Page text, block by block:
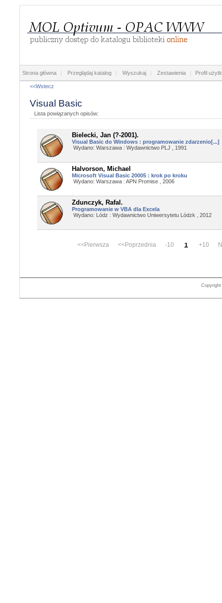
Strona główna | Przeglądaj katalog | Wyszukaj | Zestawienia | Profil
<<Wstecz
Visual Basic
Lista powiązanych opisów:
Bielecki, Jan (?-2001).
Visual Basic do Windows : programowanie zdarzenio[...]
Wydano: Warszawa : Wydawnictwo PLJ , 1991
Halvorson, Michael
Microsoft Visual Basic 20005 : krok po kroku
Wydano: Warszawa : APN Promise , 2006
Zdunczyk, Rafal.
Programowanie w VBA dla Excela
Wydano: Lódz : Wydawnictwo Uniwersytetu Lódzk , 2012
<<Pierwsza <<Poprzednia -10 1 +10